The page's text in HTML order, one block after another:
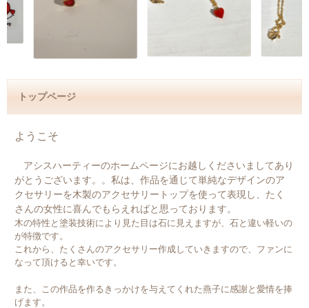
トップページ
ようこそ
アシスハーティーのホームページにお越しくださいましてあり
がとうございます。。私は、作品を通じて単純なデザインのア
クセサリーを木製のアクセサリートップを使って表現し、たく
さんの女性に喜んでもらえればと思っております。
木の特性と塗装技術により見た目は石に見えますが、石と違い軽いの
が特徴です。
これから、たくさんのアクセサリー作成していきますので、ファンに
なって頂けると幸いです。
また、この作品を作るきっかけを与えてくれた燕子に感謝と愛情を捧
げます。